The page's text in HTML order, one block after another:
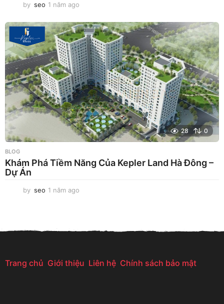
by seo 1 năm ago
ă
m
a
g
o
28 0
BLOG
Khám Phá Tiềm Năng Của Kepler Land Hà Đông –
Dự Án
by seo 1 năm ago
Trang chủ Giới thiệu Liên hệ Chính sách bảo mật